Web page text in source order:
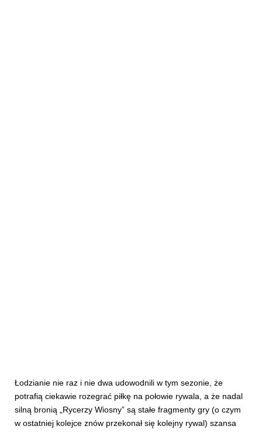
Łodzianie nie raz i nie dwa udowodnili w tym sezonie, że
potrafią ciekawie rozegrać piłkę na połowie rywala, a że nadal
silną bronią „Rycerzy Wiosny” są stałe fragmenty gry (o czym
w ostatniej kolejce znów przekonał się kolejny rywal) szansa